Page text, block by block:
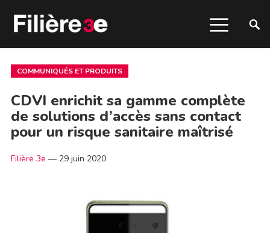
COMMUNIQUÉS ET PRODUITS
CDVI enrichit sa gamme complète
de solutions d’accès sans contact
pour un risque sanitaire maîtrisé
Filière 3e — 29 juin 2020